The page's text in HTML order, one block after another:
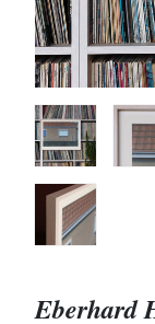
Eberhard